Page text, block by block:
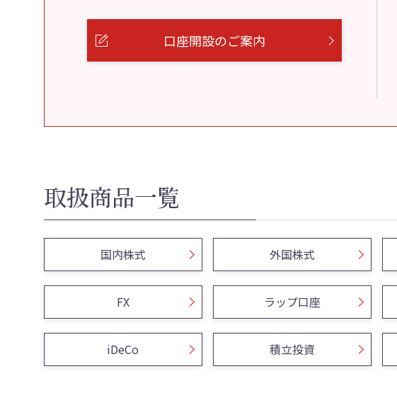
口座開設のご案内
取扱商品一覧
国内株式 外国株式
FX ラップ口座
iDeCo 積立投資